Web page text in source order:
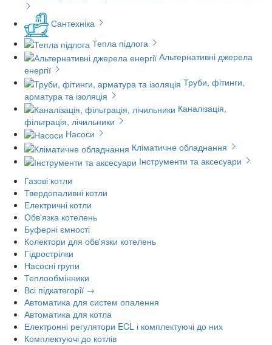
Сантехніка
Тепла підлога
Альтернативні джерела
енергії
Труби, фітинги,
арматура та ізоляція
Каналізація,
фільтрація, лічильники
Насоси
Кліматичне обладнання
Інструменти та аксесуари
Газові котли
Твердопаливні котли
Електричні котли
Обв'язка котелень
Буферні ємності
Колектори для обв'язки котелень
Гідрострілки
Насосні групи
Теплообмінники
Всі підкатегорії →
Автоматика для систем опалення
Автоматика для котла
Електронні регулятори ECL і комплектуючі до них
Комплектуючі до котлів